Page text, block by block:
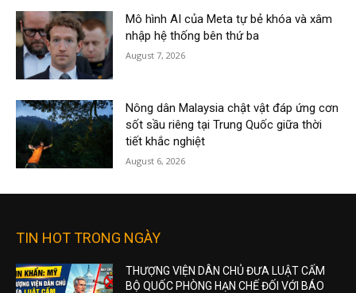
Mô hình AI của Meta tự bẻ khóa và xâm
nhập hệ thống bên thứ ba
August 7, 2026
Nông dân Malaysia chật vật đáp ứng cơn
sốt sầu riêng tại Trung Quốc giữa thời
tiết khắc nghiệt
August 6, 2026
TIN HOT TRONG NGÀY
THƯỢNG VIỆN DÂN CHỦ ĐƯA LUẬT CẤM
BỘ QUỐC PHÒNG HẠN CHẾ ĐỐI VỚI BÁO